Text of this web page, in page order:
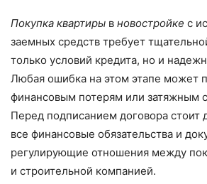
Покупка квартиры в новостройке с
заемных средств требует
только условий кредита, но и
Любая ошибка на этом этапе может
финансовым потерям или затяжным
Перед подписанием договора стоит
все финансовые обязательства и
регулирующие отношения между
и строительной компанией.